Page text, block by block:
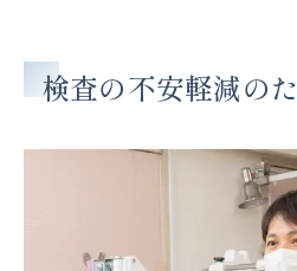
検査の不安軽減の